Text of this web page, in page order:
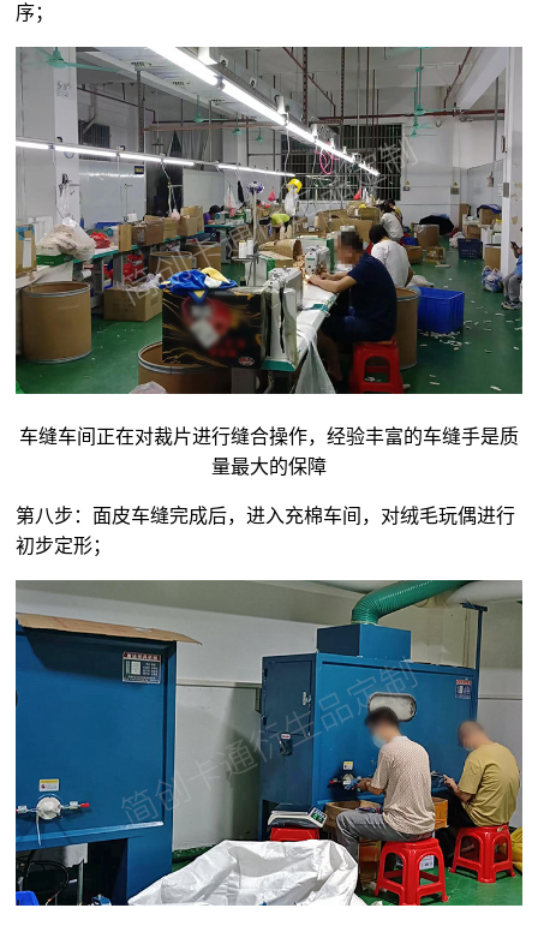
序；
车缝车间正在对裁片进行缝合操作，经验丰富的车缝手是质
量最大的保障
第八步：面皮车缝完成后，进入充棉车间，对绒毛玩偶进行
初步定形；